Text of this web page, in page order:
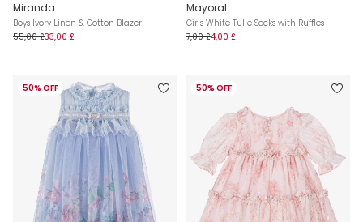
Miranda
Boys Ivory Linen & Cotton Blazer
55,00 £33,00 £
Mayoral
Girls White Tulle Socks with Ruffles
7,00 £4,00 £
50% OFF 50% OFF